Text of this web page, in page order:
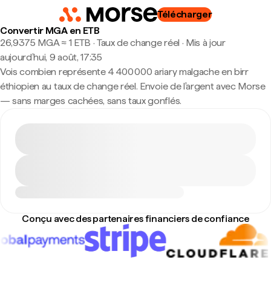
Télécharger
Convertir MGA en ETB
26,9375 MGA ≈ 1 ETB · Taux de change réel · Mis à jour
aujourd’hui, 9 août, 17:35
Vois combien représente 4 400 000 ariary malgache en birr
éthiopien au taux de change réel. Envoie de l'argent avec Morse
— sans marges cachées, sans taux gonflés.
Conçu avec des partenaires financiers de confiance